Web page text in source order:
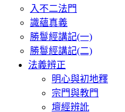
入不二法門
識蘊真義
勝鬘經講記(一)
勝鬘經講記(二)
法義辨正
明心與初地釋
宗門與教門
壇經辨訛